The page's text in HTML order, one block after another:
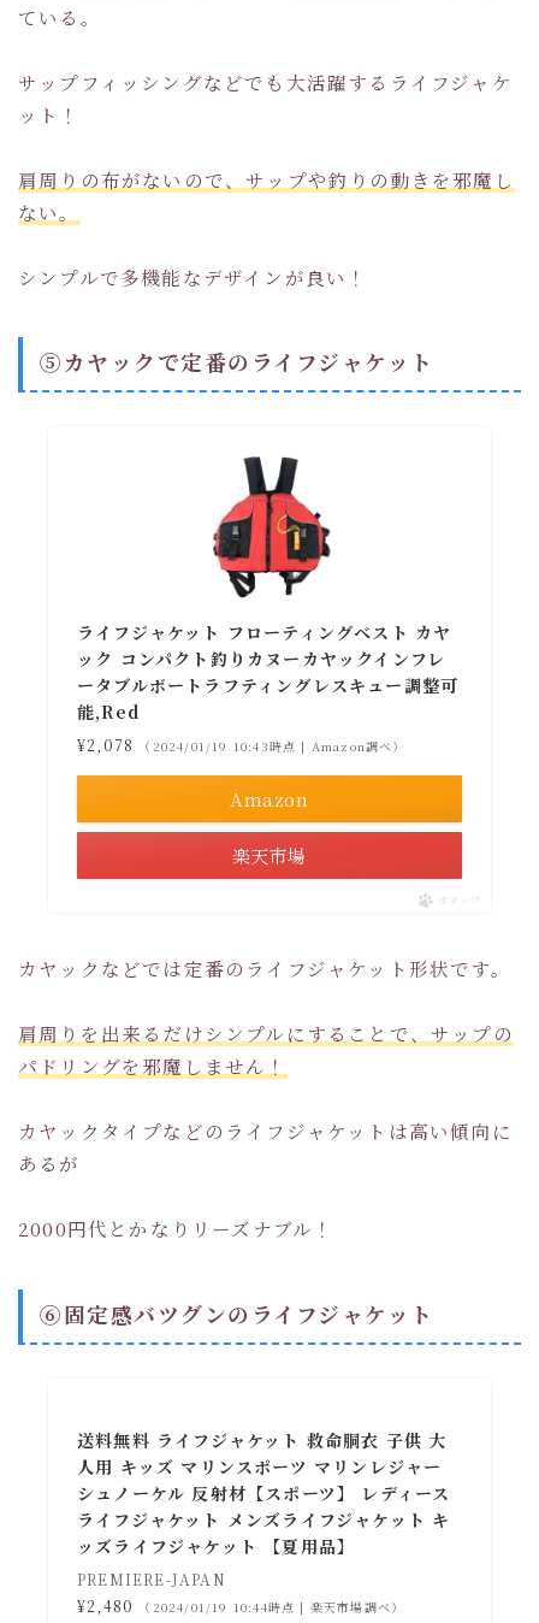
ている。
サップフィッシングなどでも大活躍するライフジャケ
ット！
肩周りの布がないので、サップや釣りの動きを邪魔し
ない。
シンプルで多機能なデザインが良い！
⑤カヤックで定番のライフジャケット
ライフジャケット フローティングベスト カヤ
ック コンパクト釣りカヌーカヤックインフレ
ータブルボートラフティングレスキュー調整可
能,Red
¥2,078 （2024/01/19 10:43時点 | Amazon調べ）
Amazon
楽天市場
ポチップ
カヤックなどでは定番のライフジャケット形状です。
肩周りを出来るだけシンプルにすることで、サップの
パドリングを邪魔しません！
カヤックタイプなどのライフジャケットは高い傾向に
あるが
2000円代とかなりリーズナブル！
⑥固定感バツグンのライフジャケット
送料無料 ライフジャケット 救命胴衣 子供 大
人用 キッズ マリンスポーツ マリンレジャー
シュノーケル 反射材【スポーツ】 レディース
ライフジャケット メンズライフジャケット キ
ッズライフジャケット 【夏用品】
PREMIERE-JAPAN
¥2,480
（2024/01/19 10:44時点 | 楽天市場調べ）